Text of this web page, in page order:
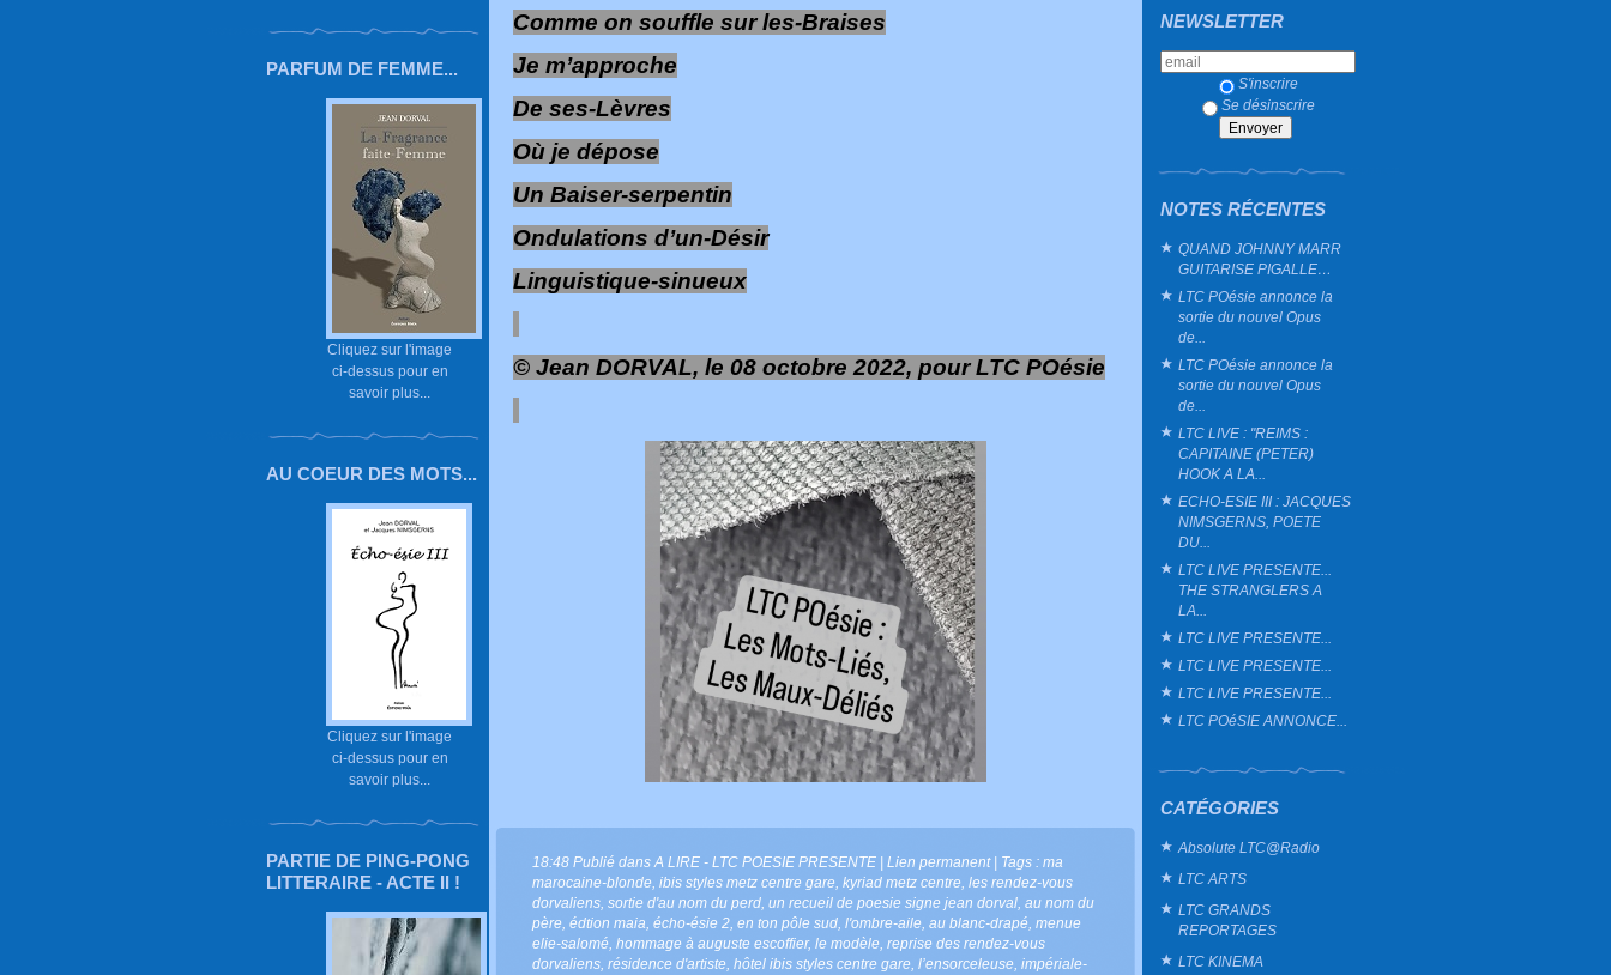
PARFUM DE FEMME...
Cliquez sur l'image
ci-dessus pour en
savoir plus...
AU COEUR DES MOTS...
Cliquez sur l'image
ci-dessus pour en
savoir plus...
PARTIE DE PING-PONG
LITTERAIRE - ACTE II !
NEWSLETTER
S'inscrire
Se désinscrire
NOTES RÉCENTES
QUAND JOHNNY MARR
GUITARISE PIGALLE…
LTC POésie annonce la
sortie du nouvel Opus
de...
LTC POésie annonce la
sortie du nouvel Opus
de...
LTC LIVE : "REIMS :
CAPITAINE (PETER)
HOOK A LA...
ECHO-ESIE III : JACQUES
NIMSGERNS, POETE
DU...
LTC LIVE PRESENTE...
THE STRANGLERS A
LA...
LTC LIVE PRESENTE...
LTC LIVE PRESENTE...
LTC LIVE PRESENTE...
LTC POéSIE ANNONCE...
CATÉGORIES
Absolute LTC@Radio
LTC ARTS
LTC GRANDS
REPORTAGES
LTC KINEMA
Comme on souffle sur les-Braises
Je m’approche
De ses-Lèvres
Où je dépose
Un Baiser-serpentin
Ondulations d’un-Désir
Linguistique-sinueux
© Jean DORVAL, le 08 octobre 2022, pour LTC POésie
18:48 Publié dans A LIRE - LTC POESIE PRESENTE Lien permanent| Tags : ma
marocaine-blonde ibis styles metz centre gare kyriad metz centre les rendez-vous
dorvaliens sortie d'au nom du perd un recueil de poesie signe jean dorval au nom du
père édtion maia écho-ésie 2 en ton pôle sud l'ombre-aile au blanc-drapé menue
elie-salomé hommage à auguste escoffier, le modèle reprise des rendez-vous
dorvaliens résidence d'artiste hôtel ibis styles centre gare l’ensorceleuse impériale-